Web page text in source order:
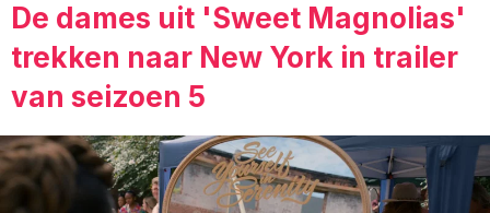
De dames uit 'Sweet Magnolias'
trekken naar New York in trailer
van seizoen 5